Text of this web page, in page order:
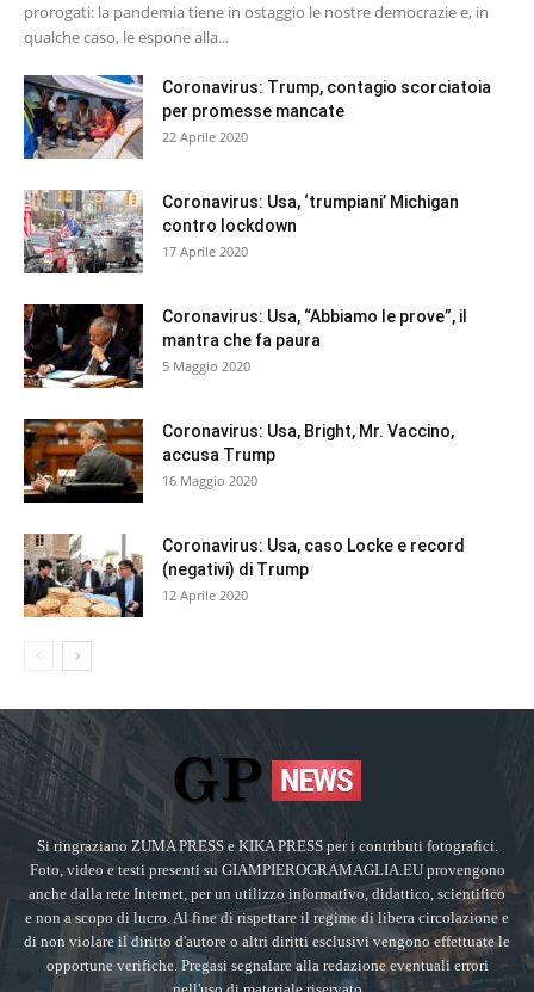
prorogati: la pandemia tiene in ostaggio le nostre democrazie e, in
qualche caso, le espone alla...
Coronavirus: Trump, contagio scorciatoia
per promesse mancate
22 Aprile 2020
Coronavirus: Usa, ‘trumpiani’ Michigan
contro lockdown
17 Aprile 2020
Coronavirus: Usa, “Abbiamo le prove”, il
mantra che fa paura
5 Maggio 2020
Coronavirus: Usa, Bright, Mr. Vaccino,
accusa Trump
16 Maggio 2020
Coronavirus: Usa, caso Locke e record
(negativi) di Trump
12 Aprile 2020
Si ringraziano ZUMA PRESS e KIKA PRESS per i contributi fotografici.
Foto, video e testi presenti su GIAMPIEROGRAMAGLIA.EU provengono
anche dalla rete Internet, per un utilizzo informativo, didattico, scientifico
e non a scopo di lucro. Al fine di rispettare il regime di libera circolazione e
di non violare il diritto d'autore o altri diritti esclusivi vengono effettuate le
opportune verifiche. Pregasi segnalare alla redazione eventuali errori